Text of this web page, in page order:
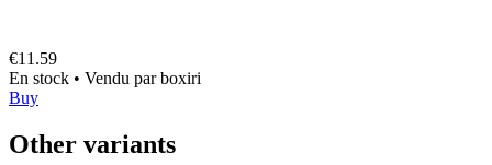
€11.59
En stock • Vendu parboxiri
Buy
Other variants